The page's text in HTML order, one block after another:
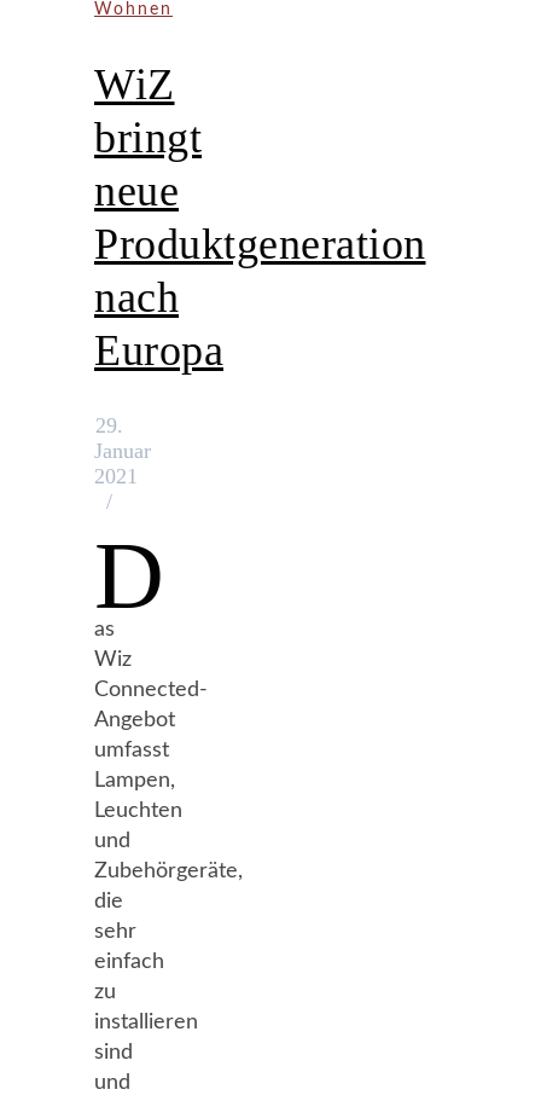
Wohnen
WiZ
bringt
neue
Produktgeneration
nach
Europa
29.
Januar
2021
/
D
as
Wiz
Connected-
Angebot
umfasst
Lampen,
Leuchten
und
Zubehörgeräte,
die
sehr
einfach
zu
installieren
sind
und